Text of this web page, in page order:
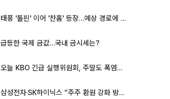
태풍 '돌핀' 이어 '찬홈' 등장…예상 경로에 한국 '한숨'
급등한 국제 금값…국내 금시세는?
오늘 KBO 긴급 실행위원회, 주말도 폭염취소 될까
삼성전자·SK하이닉스 “주주 환원 강화 방안 마련”